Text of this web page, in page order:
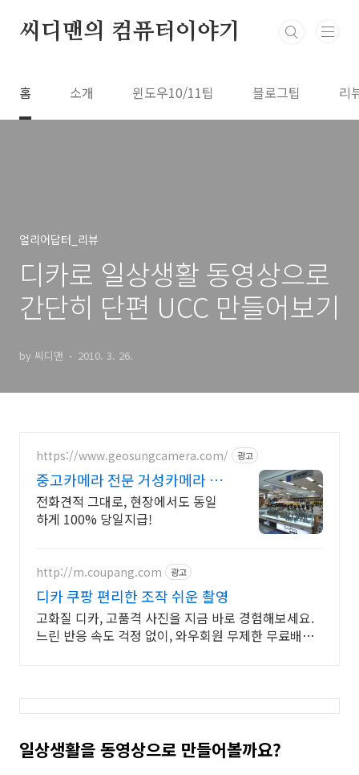
씨디맨의 컴퓨터이야기
홈 소개 윈도우10/11팁 블로그팁 리
얼리어답터_리뷰
디카로 일상생활 동영상으로
간단히 단편 UCC 만들어보기
by 씨디맨 2010. 3. 26.
https://www.geosungcamera.com/ 광고
중고카메라 전문 거성카메라 투
명거래 최고가 매입 보장!
전화견적 그대로, 현장에서도 동일
하게 100% 당일지급!
http://m.coupang.com 광고
디카 쿠팡 편리한 조작 쉬운 촬영
고화질 디카, 고품격 사진을 지금 바로 경험해보세요.
느린 반응 속도 걱정 없이, 와우회원 무제한 무료배송
일상생활을 동영상으로 만들어볼까요?